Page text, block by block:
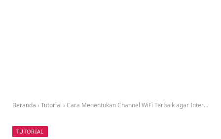
Beranda › Tutorial › Cara Menentukan Channel WiFi Terbaik agar Internet Lebih Stabil
TUTORIAL